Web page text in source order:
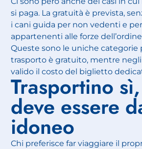
si paga. La gratuità è prevista,
i cani guida per non vedenti e
appartenenti alle forze
Queste sono le uniche categorie
trasporto è gratuito, mentre negli
valido il costo del biglietto
Trasportino
deve essere
idoneo
Chi preferisce far viaggiare il